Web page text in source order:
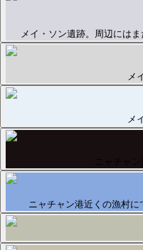
メイ・ソン遺跡。周辺には
メ
メ
ニャチャ
ニャチャン港近くの漁村に